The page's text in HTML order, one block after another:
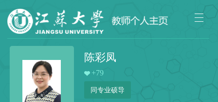
陈彩凤
+79
同专业硕导